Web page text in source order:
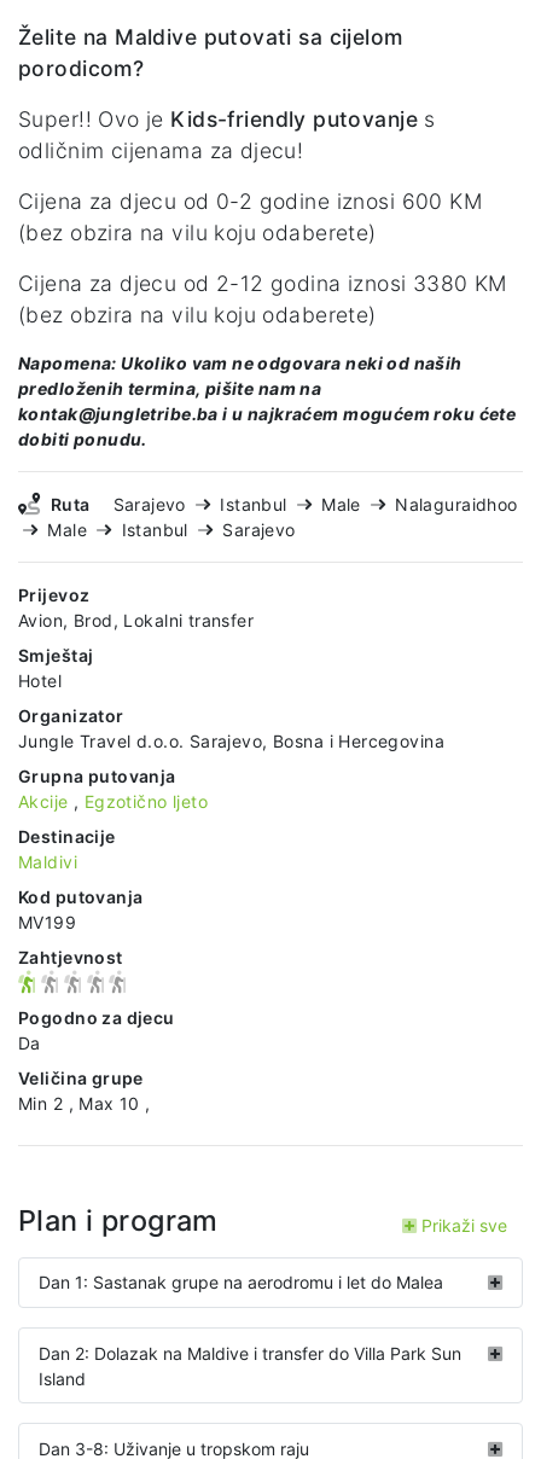
Želite na Maldive putovati sa cijelom
porodicom?
Super!! Ovo je Kids-friendly putovanjes
odličnim cijenama za djecu!
Cijena za djecu od 0-2 godine iznosi 600 KM
(bez obzira na vilu koju odaberete)
Cijena za djecu od 2-12 godina iznosi 3380 KM
(bez obzira na vilu koju odaberete)
Napomena: Ukoliko vam ne odgovara neki od naših
predloženih termina, pišite nam na
kontak@jungletribe.ba i u najkraćem mogućem roku ćete
dobiti ponudu.
Ruta Sarajevo Istanbul Male
Nalaguraidhoo
Male
Istanbul Sarajevo
Prijevoz
Avion, Brod, Lokalni transfer
Smještaj
Hotel
Organizator
Jungle Travel d.o.o. Sarajevo, Bosna i Hercegovina
Grupna putovanja
Akcije , Egzotično ljeto
Destinacije
Maldivi
Kod putovanja
MV199
Zahtjevnost
Pogodno za djecu
Da
Veličina grupe
Min 2 , Max 10 ,
Plan i program Prikaži sve
Dan 1: Sastanak grupe na aerodromu i let do Malea
Dan 2: Dolazak na Maldive i transfer do Villa Park Sun
Island
Dan 3-8: Uživanje u tropskom raju